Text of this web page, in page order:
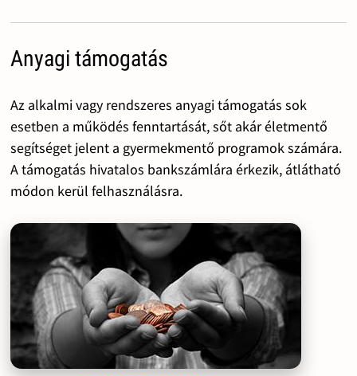
Anyagi támogatás
Az alkalmi vagy rendszeres anyagi támogatás sok
esetben a működés fenntartását, sőt akár életmentő
segítséget jelent a gyermekmentő programok számára.
A támogatás hivatalos bankszámlára érkezik, átlátható
módon kerül felhasználásra.